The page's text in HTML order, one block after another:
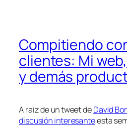
Compitiendo
clientes: Mi
y demás
A raíz de un tweet deDavid
discusión interesanteesta